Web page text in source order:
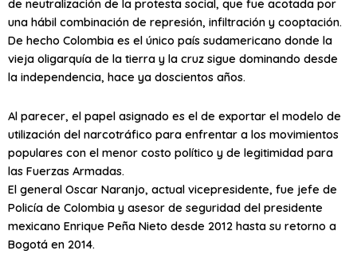
de neutralización de la protesta social, que fue acotada por
una hábil combinación de represión, infiltración y cooptación.
De hecho Colombia es el único país sudamericano donde la
vieja oligarquía de la tierra y la cruz sigue dominando desde
la independencia, hace ya doscientos años.
Al parecer, el papel asignado es el de exportar el modelo de
utilización del narcotráfico para enfrentar a los movimientos
populares con el menor costo político y de legitimidad para
las Fuerzas Armadas.
El general Oscar Naranjo, actual vicepresidente, fue jefe de
Policía de Colombia y asesor de seguridad del presidente
mexicano Enrique Peña Nieto desde 2012 hasta su retorno a
Bogotá en 2014.